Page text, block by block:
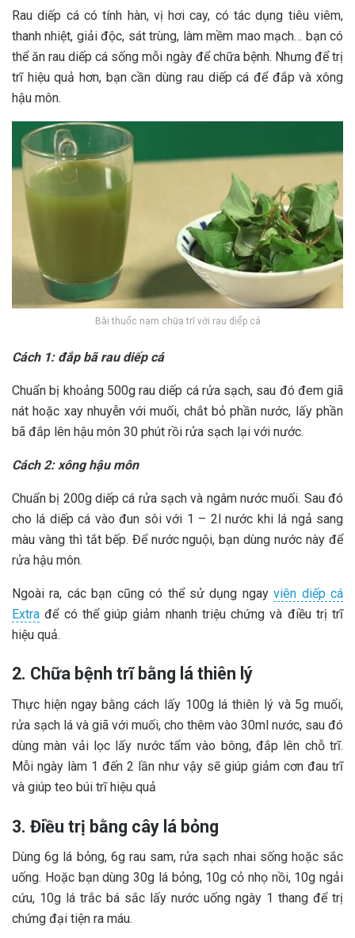
Rau diếp cá có tính hàn, vị hơi cay, có tác dụng tiêu viêm,
thanh nhiệt, giải độc, sát trùng, làm mềm mao mạch… bạn có
thể ăn rau diếp cá sống mỗi ngày để chữa bệnh. Nhưng để trị
trĩ hiệu quả hơn, bạn cần dùng rau diếp cá để đắp và xông
hậu môn.
Bài thuốc nam chữa trĩ với rau diếp cá
Cách 1: đắp bã rau diếp cá
Chuẩn bị khoảng 500g rau diếp cá rửa sạch, sau đó đem giã
nát hoặc xay nhuyễn với muối, chắt bỏ phần nước, lấy phần
bã đắp lên hậu môn 30 phút rồi rửa sạch lại với nước.
Cách 2: xông hậu môn
Chuẩn bị 200g diếp cá rửa sạch và ngâm nước muối. Sau đó
cho lá diếp cá vào đun sôi với 1 – 2l nước khi lá ngả sang
màu vàng thì tắt bếp. Để nước nguội, bạn dùng nước này để
rửa hậu môn.
Ngoài ra, các bạn cũng có thể sử dụng ngayviên diếp cá
Extra để có thể giúp giảm nhanh triệu chứng và điều trị trĩ
hiệu quả.
2. Chữa bệnh trĩ bằng lá thiên lý
Thực hiện ngay bằng cách lấy 100g lá thiên lý và 5g muối,
rửa sạch lá và giã với muối, cho thêm vào 30ml nước, sau đó
dùng màn vải lọc lấy nước tẩm vào bông, đắp lên chỗ trĩ.
Mỗi ngày làm 1 đến 2 lần như vậy sẽ giúp giảm cơn đau trĩ
và giúp teo búi trĩ hiệu quả
3. Điều trị bằng cây lá bỏng
Dùng 6g lá bỏng, 6g rau sam, rửa sạch nhai sống hoặc sắc
uống. Hoặc bạn dùng 30g lá bỏng, 10g cỏ nhọ nồi, 10g ngải
cứu, 10g lá trắc bá sắc lấy nước uống ngày 1 thang để trị
chứng đại tiện ra máu.